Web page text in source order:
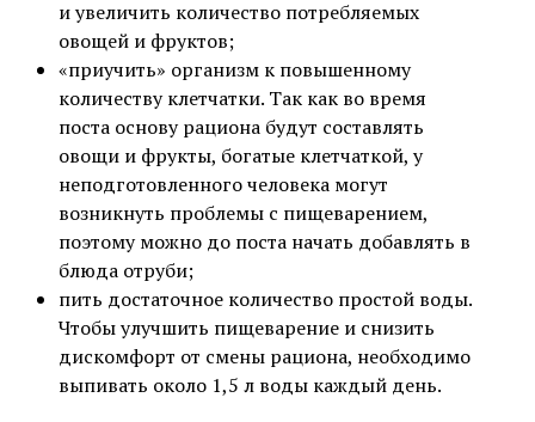
и увеличить количество потребляемых
овощей и фруктов;
«приучить» организм к повышенному
количеству клетчатки. Так как во время
поста основу рациона будут составлять
овощи и фрукты, богатые клетчаткой, у
неподготовленного человека могут
возникнуть проблемы с пищеварением,
поэтому можно до поста начать добавлять в
блюда отруби;
пить достаточное количество простой воды.
Чтобы улучшить пищеварение и снизить
дискомфорт от смены рациона, необходимо
выпивать около 1,5 л воды каждый день.